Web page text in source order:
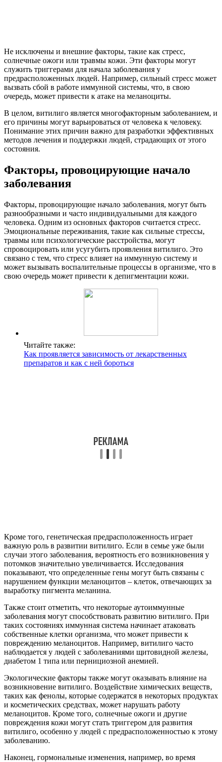
Не исключены и внешние факторы, такие как стресс,
солнечные ожоги или травмы кожи. Эти факторы могут
служить триггерами для начала заболевания у
предрасположенных людей. Например, сильный стресс может
вызвать сбой в работе иммунной системы, что, в свою
очередь, может привести к атаке на меланоциты.
В целом, витилиго является многофакторным заболеванием, и
его причины могут варьироваться от человека к человеку.
Понимание этих причин важно для разработки эффективных
методов лечения и поддержки людей, страдающих от этого
состояния.
Факторы, провоцирующие начало
заболевания
Факторы, провоцирующие начало заболевания, могут быть
разнообразными и часто индивидуальными для каждого
человека. Одним из основных факторов считается стресс.
Эмоциональные переживания, такие как сильные стрессы,
травмы или психологические расстройства, могут
спровоцировать или усугубить проявления витилиго. Это
связано с тем, что стресс влияет на иммунную систему и
может вызывать воспалительные процессы в организме, что в
свою очередь может привести к депигментации кожи.
Читайте также:
Как проявляется зависимость от лекарственных
препаратов и как с ней бороться
Кроме того, генетическая предрасположенность играет
важную роль в развитии витилиго. Если в семье уже были
случаи этого заболевания, вероятность его возникновения у
потомков значительно увеличивается. Исследования
показывают, что определенные гены могут быть связаны с
нарушением функции меланоцитов – клеток, отвечающих за
выработку пигмента меланина.
Также стоит отметить, что некоторые аутоиммунные
заболевания могут способствовать развитию витилиго. При
таких состояниях иммунная система начинает атаковать
собственные клетки организма, что может привести к
повреждению меланоцитов. Например, витилиго часто
наблюдается у людей с заболеваниями щитовидной железы,
диабетом 1 типа или пернициозной анемией.
Экологические факторы также могут оказывать влияние на
возникновение витилиго. Воздействие химических веществ,
таких как фенолы, которые содержатся в некоторых продуктах
и косметических средствах, может нарушать работу
меланоцитов. Кроме того, солнечные ожоги и другие
повреждения кожи могут стать триггером для развития
витилиго, особенно у людей с предрасположенностью к этому
заболеванию.
Наконец, гормональные изменения, например, во время